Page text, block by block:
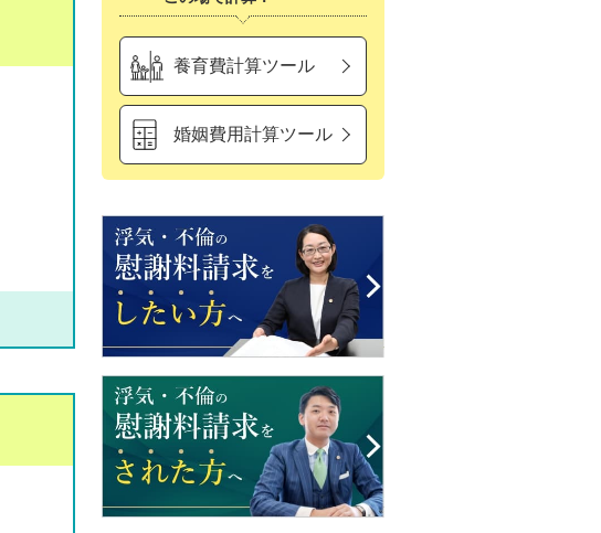
養育費計算ツール
婚姻費用計算ツール